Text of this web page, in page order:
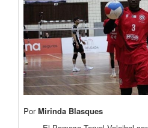
PorMirinda Blasques